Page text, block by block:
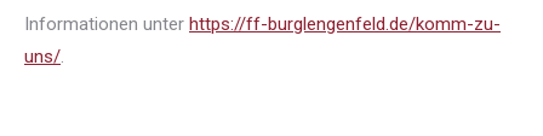
Informationen unter https://ff-burglengenfeld.de/komm-zu-
uns/.